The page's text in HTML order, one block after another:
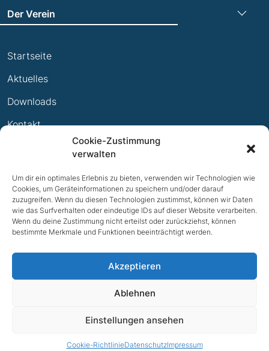
Cookie-Zustimmung
verwalten
Um dir ein optimales Erlebnis zu bieten, verwenden wir Technologien wie
Cookies, um Geräteinformationen zu speichern und/oder darauf
zuzugreifen. Wenn du diesen Technologien zustimmst, können wir Daten
wie das Surfverhalten oder eindeutige IDs auf dieser Website verarbeiten.
Wenn du deine Zustimmung nicht erteilst oder zurückziehst, können
bestimmte Merkmale und Funktionen beeinträchtigt werden.
Akzeptieren
Ablehnen
Einstellungen ansehen
Cookie-RichtlinieDatenschutzImpressum
Leichtathletik
Leistungsabzeichen
Der Verein
Termine
Ewige Erfolge
Mitglied werden
Startseite
Aktuelles
Downloads
Kontakt
© 2026 TV Bad Iburg e.V.